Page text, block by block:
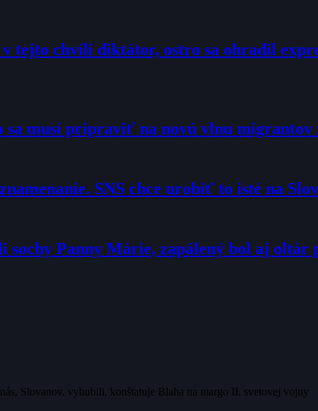
v tejto chvíli diktátor, ostro sa ohradil
sa musí pripraviť na novú vlnu
SNS chce urobiť to isté na
sochy Panny Márie, zapálený bol aj oltár
Slovanov, vyhubili, konštatuje Blaha na margo II. svetovej vojny